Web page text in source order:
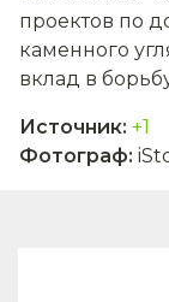
проектов по
каменного
вклад в
Источник: +1
Фотограф: